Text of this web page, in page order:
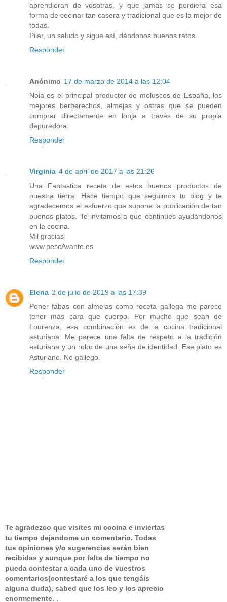
aprendieran de vosotras, y que jamás se perdiera esa
forma de cocinar tan casera y tradicional que es la mejor de
todas.
Pilar, un saludo y sigue así, dándonos buenos ratos.
Responder
Anónimo 17 de marzo de 2014 a las 12:04
Noia es el principal productor de moluscos de España, los
mejores berberechos, almejas y ostras que se pueden
comprar directamente en lonja a través de su propia
depuradora.
Responder
Virginia 4 de abril de 2017 a las 21:26
Una Fantastica receta de estos buenos productos de
nuestra tierra. Hace tiempo que seguimos tu blog y te
agradecemos el esfuerzo que supone la publicación de tan
buenos platos. Te invitamos a que continúes ayudándonos
en la cocina.
Mil gracias
www.pescAvante.es
Responder
Elena 2 de julio de 2019 a las 17:39
Poner fabas con almejas como receta gallega me parece
tener más cara que cuerpo. Por mucho que sean de
Lourenza, esa combinación es de la cocina tradicional
asturiana. Me parece una falta de respeto a la tradición
asturiana y un robo de una seña de identidad. Ese plato es
Asturiano. No gallego.
Responder
Te agradezco que visites mi cocina e inviertas
tu tiempo dejandome un comentario. Todas
tus opiniones y/o sugerencias serán bien
recibidas y aunque por falta de tiempo no
pueda contestar a cada uno de vuestros
comentarios(contestaré a los que tengáis
alguna duda), sabed que los leo y los aprecio
enormemente. .